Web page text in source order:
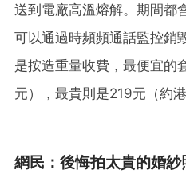
送到電廠高溫熔解。期間都
可以通過時頻頻通話監控銷
是按造重量收費，最便宜的
元），最貴則是219元（約
網民：後悔拍太貴的婚紗